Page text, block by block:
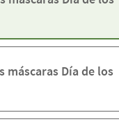
máscaras Día de los